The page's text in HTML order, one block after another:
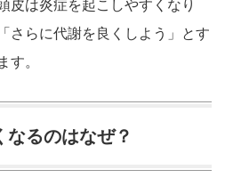
皮は炎症を起こしやすくなり
さらに代謝を良くしよう」とす
す。
なるのはなぜ？